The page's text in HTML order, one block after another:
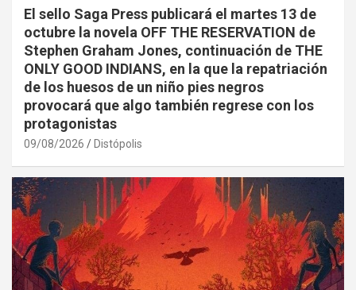
El sello Saga Press publicará el martes 13 de
octubre la novela OFF THE RESERVATION de
Stephen Graham Jones, continuación de THE
ONLY GOOD INDIANS, en la que la repatriación
de los huesos de un niño pies negros
provocará que algo también regrese con los
protagonistas
09/08/2026 Distópolis